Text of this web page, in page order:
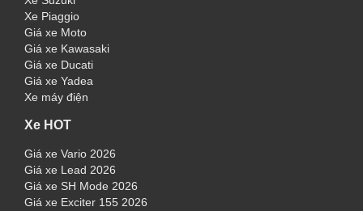
Xe Piaggio
Giá xe Moto
Giá xe Kawasaki
Giá xe Ducati
Giá xe Yadea
Xe máy điện
Xe HOT
Giá xe Vario 2026
Giá xe Lead 2026
Giá xe SH Mode 2026
Giá xe Exciter 155 2026